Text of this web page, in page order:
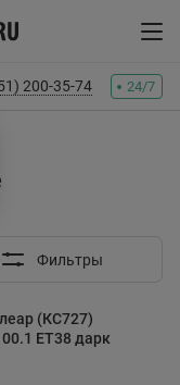
200-35-74 24/7
Фильтры
(КС727)
ET38 дарк